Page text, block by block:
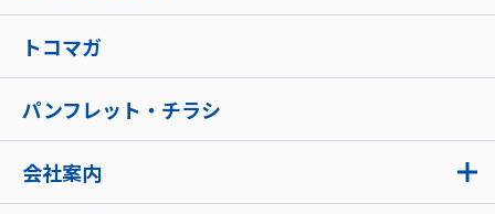
トコマガ
パンフレット・チラシ
会社案内